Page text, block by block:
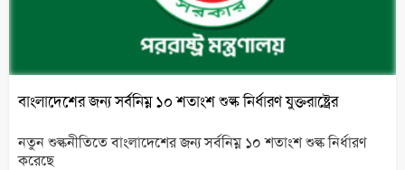
বাংলাদেশের জন্য সর্বনিম্ন ১০ শতাংশ শুল্ক নির্ধারণ যুক্তরাষ্ট্রের
নতুন শুল্কনীতিতে বাংলাদেশের জন্য সর্বনিম্ন ১০ শতাংশ শুল্ক নির্ধারণ
করেছে